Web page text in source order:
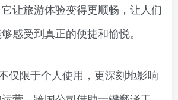
让旅游体验变得更顺畅，让人们
感受到真正的便捷和愉悦。
仅限于个人使用，更深刻地影响